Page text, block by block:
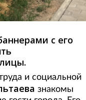
с его
и социальной
знакомы